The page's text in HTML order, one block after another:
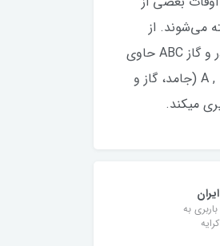
می‌شوند. از
انواع خاموش کننده‌های دستی با توجه به ظرفیت و نوع مواد داخل آن می توان در حریق‌های کوچک و مختلف استفاده نمود. خاموش کننده پودر و گاز ABC حاوی
پودر و گاز N2 به عنوان محرک بوده که پودر داخل محفظه را با فشار بالا به سمت خارج پرتاب میکند. این پودر برای آتش سوزی های کلاس A , B , C (جامد، گاز و
میکند.
به